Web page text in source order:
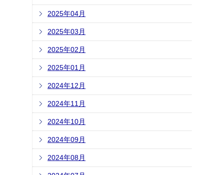
2025年04月
2025年03月
2025年02月
2025年01月
2024年12月
2024年11月
2024年10月
2024年09月
2024年08月